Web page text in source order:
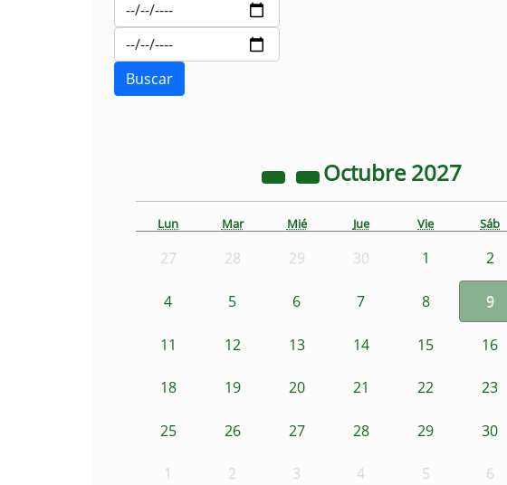
Octubre2027
Lun Mar Mié Jue Vie Sáb
27 28 29 30 1 2
4 5 6 7 8 9
11 12 13 14 15 16
18 19 20 21 22 23
25 26 27 28 29 30
1 2 3 4 5 6